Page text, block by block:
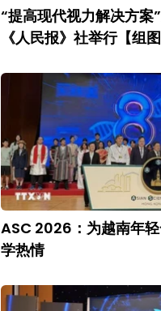
“提高现代视力解决方案
《人民报》社举行【组图
ASC 2026：为越南年
学热情